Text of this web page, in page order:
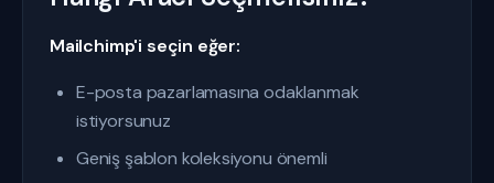
Mailchimp'i seçin eğer:
E-posta pazarlamasına odaklanmak
istiyorsunuz
Geniş şablon koleksiyonu önemli